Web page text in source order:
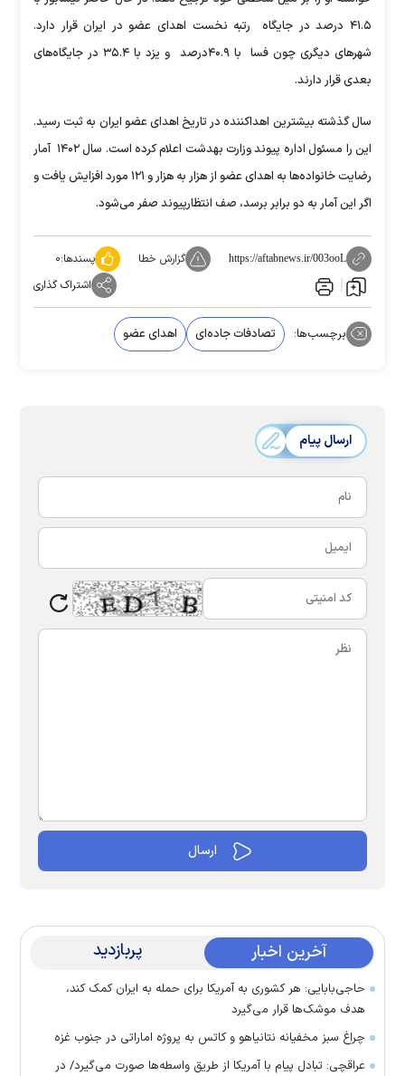
۴۱.۵ درصد در جایگاه رتبه نخست اهدای عضو در ایران قرار دارد.
شهرهای دیگری چون فسا با ۴۰.۹درصد و یزد با ۳۵.۴ در جایگاه‌های
بعدی قرار دارند.
سال گذشته بیشترین اهداکننده در تاریخ اهدای عضو ایران به ثبت رسید.
این را ­مسئول اداره پیوند وزارت بهدشت اعلام کرده است. سال ۱۴۰۲ آمار
رضایت خانواده‌ها به اهدای عضو از هزار به هزار و ۱۲۱ مورد افزایش یافت و
اگر این آمار به دو برابر برسد، صف انتظارپیوند صفر می‌شود.
https://aftabnews.ir/003ooL گزارش خطا پسندها:۰
اشتراک گذاری
برچسب‌ها: تصادفات جاده‌ای اهدای عضو
ارسال پیام
آخرین اخبار پربازدید
حاجی‌بابایی: هر کشوری به آمریکا برای حمله به ایران کمک کند،
هدف موشک‌ها قرار می‌گیرد
چراغ سبز مخفیانه نتانیاهو و کاتس به پروژه اماراتی در جنوب غزه
عراقچی: تبادل پیام با آمریکا از طریق واسطه‌ها صورت می‌گیرد/ در